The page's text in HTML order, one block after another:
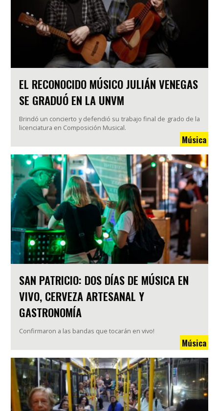
EL RECONOCIDO MÚSICO JULIÁN VENEGAS
SE GRADUÓ EN LA UNVM
Brindó un concierto y defendió su trabajo final de grado de la
licenciatura en Composición Musical.
Música
SAN PATRICIO: DOS DÍAS DE MÚSICA EN
VIVO, CERVEZA ARTESANAL Y
GASTRONOMÍA
Confirmaron a las bandas que tocarán en vivo!
Música